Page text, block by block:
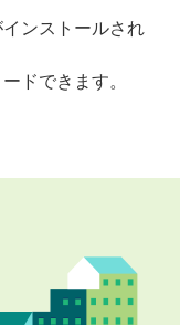
ンストールされ
ドできます。